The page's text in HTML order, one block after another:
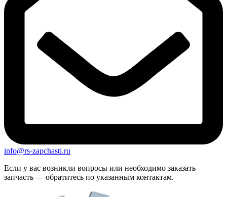
info@rs-zapchasti.ru
Если у вас возникли вопросы или необходимо заказать
запчасть — обратитесь по указанным контактам.